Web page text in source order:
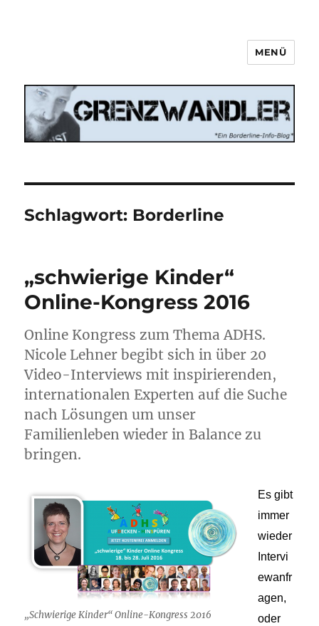
MENÜ
Schlagwort: Borderline
„schwierige Kinder“
Online-Kongress 2016
Online Kongress zum Thema ADHS.
Nicole Lehner begibt sich in über 20
Video-Interviews mit inspirierenden,
internationalen Experten auf die Suche
nach Lösungen um unser
Familienleben wieder in Balance zu
bringen.
„Schwierige Kinder“ Online-Kongress 2016
Es gibt
immer
wieder
Intervi
ewanfr
agen,
oder